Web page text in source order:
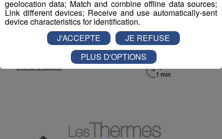
Les Thermes de Saint Gervais
Publié par Romain Bruneau-8 décembre 2016 à 10h56
Animation
Offres d'Emploi
geolocation data; Match and combine offline data sources;
Link different devices; Receive and use automatically-sent
device characteristics for identification.
J'ACCEPTE
JE REFUSE
PLUS D'OPTIONS